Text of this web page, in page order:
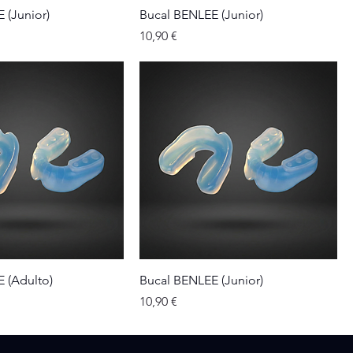
(Junior)
Bucal BENLEE (Junior)
Precio
10,90 €
(Adulto)
Bucal BENLEE (Junior)
Precio
10,90 €